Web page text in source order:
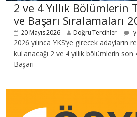
2 ve 4 Yıllık Bölümlerin
ve Başarı Sıralamaları
20 Mayıs 2026 Doğru Tercihler
2026 yılında YKS’ye girecek adayların
kullanacağı 2 ve 4 yıllık bölümlerin son
Başarı